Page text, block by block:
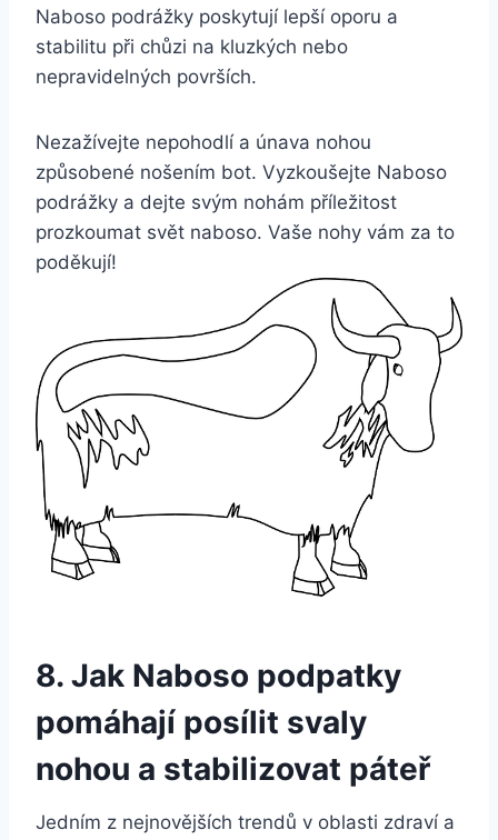
⁢Naboso podrážky ​poskytují lepší oporu ⁢a
stabilitu při chůzi na kluzkých nebo
nepravidelných površích.
Nezažívejte ​nepohodlí a únava nohou
způsobené nošením bot. Vyzkoušejte Naboso‍
podrážky a dejte⁣ svým nohám‍ příležitost
prozkoumat svět naboso. Vaše nohy vám⁣ za‍ to
‍poděkují!
8. Jak ⁣Naboso podpatky
pomáhají posílit svaly
nohou a stabilizovat‌ páteř
Jedním z nejnovějších trendů v⁢ oblasti zdraví a